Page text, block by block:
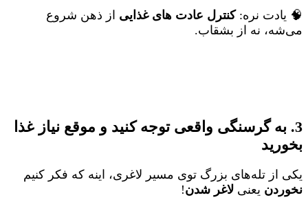
🧠 یادت نره:کنترل عادت های غذایی از ذهن شروع
می‌شه، نه از بشقاب.
3. به گرسنگی واقعی توجه کنید و موقع نیاز غذا
بخورید
یکی از تله‌های بزرگ توی مسیر لاغری، اینه که فکر کنیم
نخوردن یعنی لاغر شدن!